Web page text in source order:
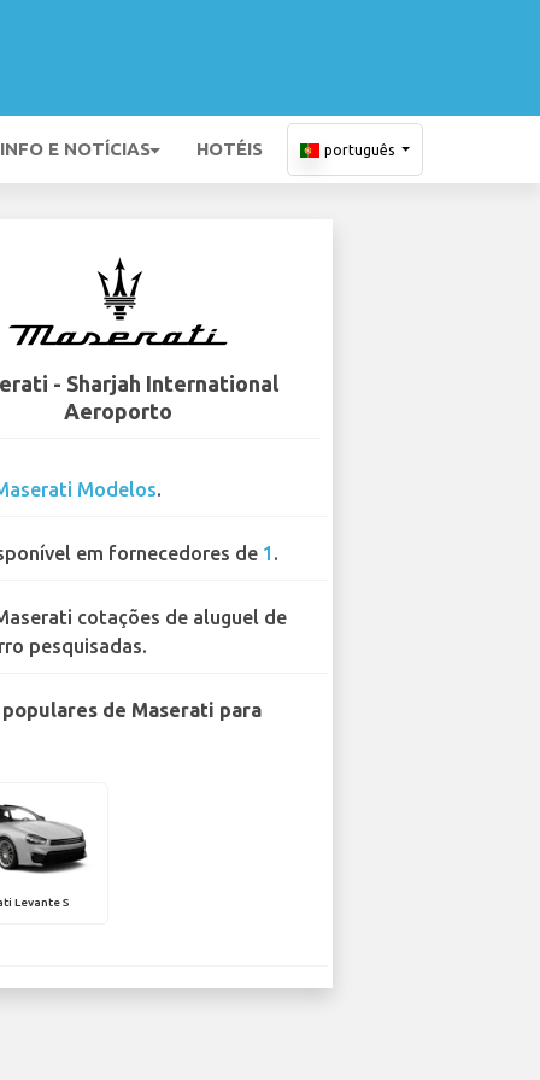
INFO E NOTÍCIAS HOTÉIS português
- Sharjah International
Aeroporto
Modelos.
em fornecedores de 1 .
cotações de aluguel de
pesquisadas.
de Maserati para
Levante S